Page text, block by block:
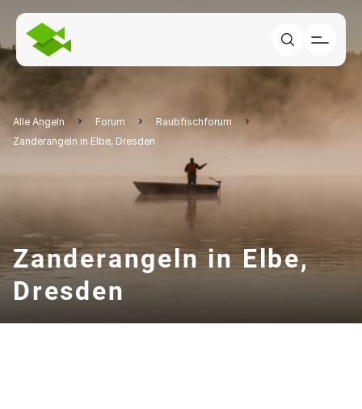
Alle Angeln Forum
Raubfischforum
Zanderangeln in Elbe, Dresden
Zanderangeln in Elbe,
Dresden